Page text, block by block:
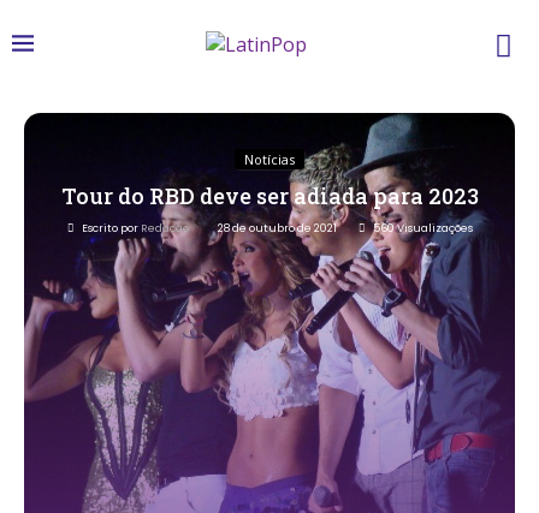
Notícias
Tour do RBD deve ser adiada para 2023
Escrito por Redacao 28 de outubro de 2021 560Visualizações